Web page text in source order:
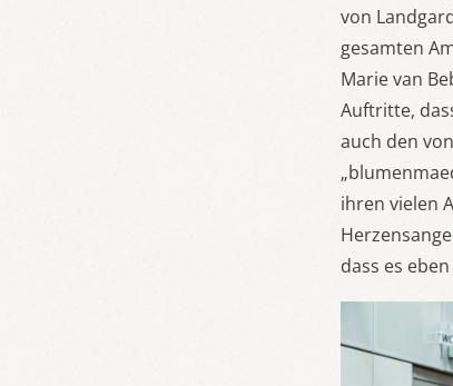
von
gesamten
Marie van
Auftritte,
auch den
ihren vielen
dass es